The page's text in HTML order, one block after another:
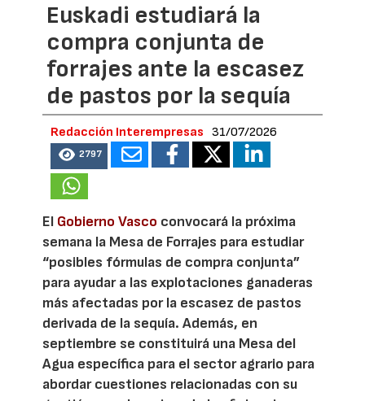
Euskadi estudiará la
compra conjunta de
forrajes ante la escasez
de pastos por la sequía
Redacción Interempresas 31/07/2026
2797
El Gobierno Vasco convocará la próxima
semana la Mesa de Forrajes para estudiar
“posibles fórmulas de compra conjunta”
para ayudar a las explotaciones ganaderas
más afectadas por la escasez de pastos
derivada de la sequía. Además, en
septiembre se constituirá una Mesa del
Agua específica para el sector agrario para
abordar cuestiones relacionadas con su